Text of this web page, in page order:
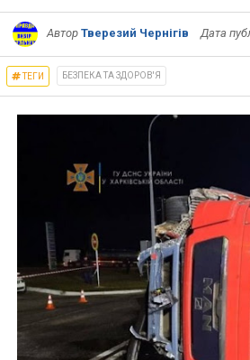
Автор Тверезий Чернігів Дата
ТЕГИ БЕЗПЕКА ТА ЗДОРОВ'Я